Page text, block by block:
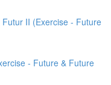
II (Exercise - Future
- Future & Future